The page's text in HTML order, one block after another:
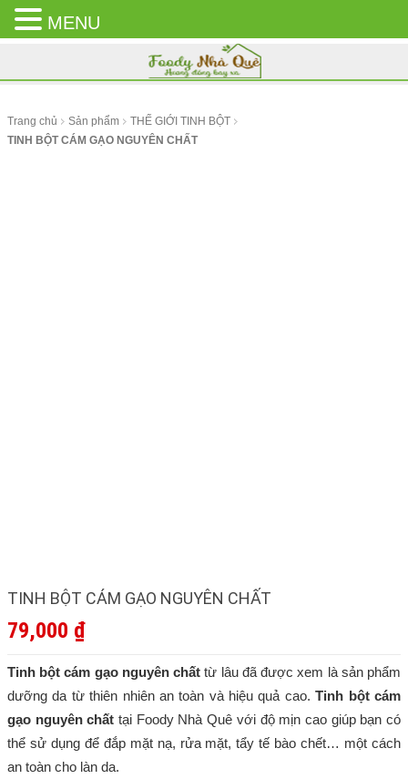
CLOSE
MENU
Trang chủ Sản phẩm
THẾ GIỚI TINH BỘT
TINH BỘT CÁM GẠO NGUYÊN CHẤT
TINH BỘT CÁM GẠO NGUYÊN CHẤT
79,000 ₫
Tinh bột cám gạo nguyên chất từ lâu đã được xem là sản phẩm
dưỡng da từ thiên nhiên an toàn và hiệu quả cao. Tinh bột cám
gạo nguyên chất tại Foody Nhà Quê với độ mịn cao giúp bạn có
thể sử dụng để đắp mặt nạ, rửa mặt, tẩy tế bào chết… một cách
an toàn cho làn da.
MENU